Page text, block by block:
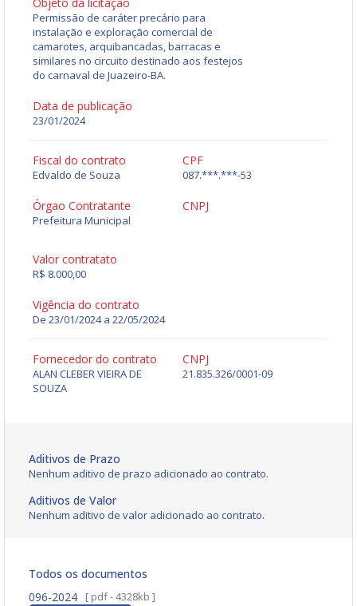
Permissão de caráter precário para
instalação e exploração comercial de
camarotes, arquibancadas, barracas e
similares no circuito destinado aos festejos
do carnaval de Juazeiro-BA.
Data de publicação
23/01/2024
Fiscal do contrato
Edvaldo de Souza
CPF
087.***.***-53
Órgao Contratante
Prefeitura Municipal
CNPJ
Valor contratato
R$ 8.000,00
Vigência do contrato
De 23/01/2024 a 22/05/2024
Fornecedor do contrato
ALAN CLEBER VIEIRA DE
SOUZA
CNPJ
21.835.326/0001-09
Aditivos de Prazo
Nenhum aditivo de prazo adicionado ao contrato.
Aditivos de Valor
Nenhum aditivo de valor adicionado ao contrato.
Todos os documentos
096-2024
[ pdf - 4328kb ]